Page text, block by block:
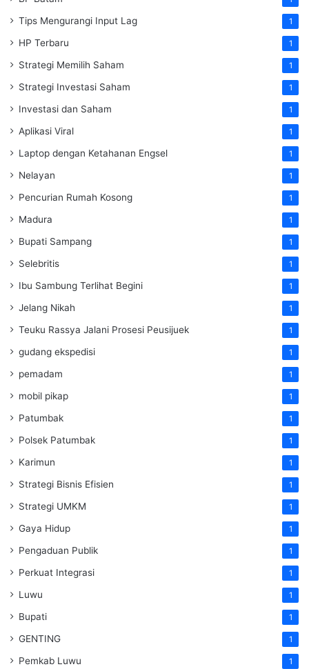
Tips Mengurangi Input Lag 1
HP Terbaru 1
Strategi Memilih Saham 1
Strategi Investasi Saham 1
Investasi dan Saham 1
Aplikasi Viral 1
Laptop dengan Ketahanan Engsel 1
Nelayan 1
Pencurian Rumah Kosong 1
Madura 1
Bupati Sampang 1
Selebritis 1
Ibu Sambung Terlihat Begini 1
Jelang Nikah 1
Teuku Rassya Jalani Prosesi Peusijuek 1
gudang ekspedisi 1
pemadam 1
mobil pikap 1
Patumbak 1
Polsek Patumbak 1
Karimun 1
Strategi Bisnis Efisien 1
Strategi UMKM 1
Gaya Hidup 1
Pengaduan Publik 1
Perkuat Integrasi 1
Luwu 1
Bupati 1
GENTING 1
Pemkab Luwu 1